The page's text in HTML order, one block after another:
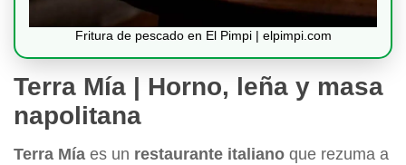
Fritura de pescado en El Pimpi | elpimpi.com
Terra Mía | Horno, leña y masa
napolitana
Terra Mía es un restaurante italiano que rezuma a